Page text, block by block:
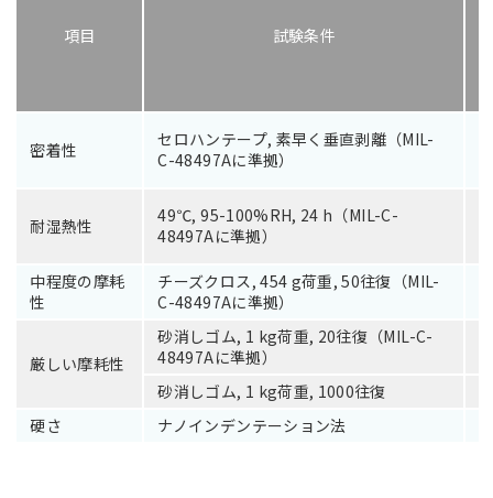
項目 試験条件
密着性
セロハンテープ, 素早く垂直剥離（MIL-
C-48497Aに準拠）
耐湿熱性
49℃, 95-100%RH, 24 h（MIL-C-
48497Aに準拠）
中程度の摩耗
性
チーズクロス, 454 g荷重, 50往復（MIL-
C-48497Aに準拠）
厳しい摩耗性
砂消しゴム, 1 kg荷重, 20往復（MIL-C-
48497Aに準拠）
砂消しゴム, 1 kg荷重, 1000往復
硬さ
ナノインデンテーション法